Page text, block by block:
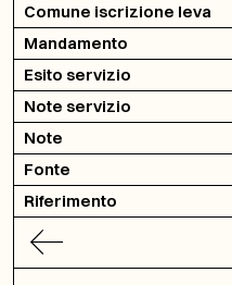
Comune iscrizione leva
Mandamento
Esito servizio
Note servizio
Note
Fonte
Riferimento